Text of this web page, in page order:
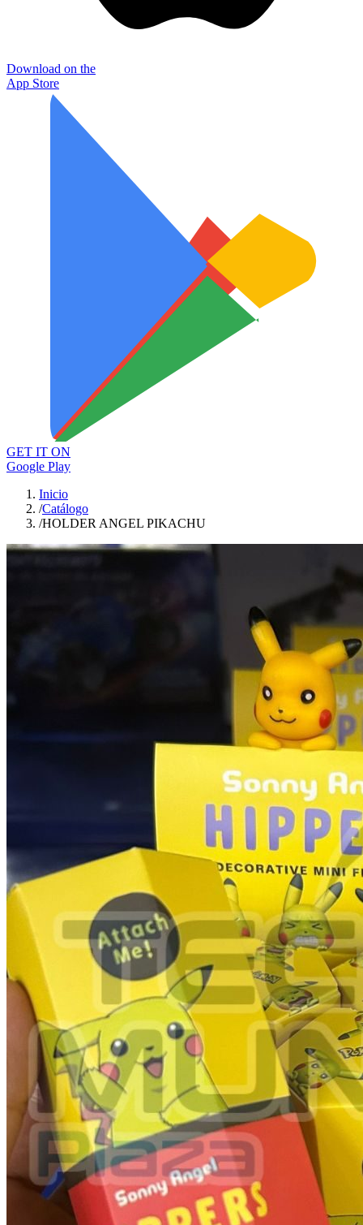
Download on the
App Store
GET IT ON
Google Play
Inicio
/Catálogo
/HOLDER ANGEL PIKACHU